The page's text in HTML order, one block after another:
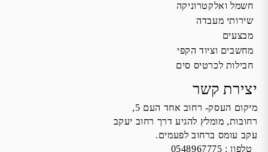
חשמל ואלקטרוניקה
שירותי מעבדה
מבצעים
מחשבים וציוד הקפי
חבילות לכרטיס סים
יצירת קשר
מיקום העסק- רחוב אחד העם 5,
רחובות, מומלץ להגיע דרך רחוב יעקב
עקב עומס ברחוב לפעמים.
טלפון : 0548967775